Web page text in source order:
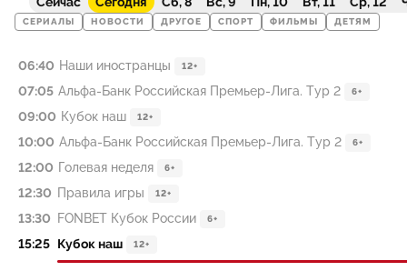
СЕРИАЛЫ НОВОСТИ ДРУГОЕ СПОРТ ФИЛЬМЫ ДЕТЯМ
06:40 Наши иностранцы 12+
07:05 Альфа-Банк Российская Премьер-Лига. Тур 2 6+
09:00 Кубок наш 12+
10:00 Альфа-Банк Российская Премьер-Лига. Тур 2 6+
12:00 Голевая неделя 6+
12:30 Правила игры 12+
13:30 FONBET Кубок России 6+
15:25 Кубок наш 12+